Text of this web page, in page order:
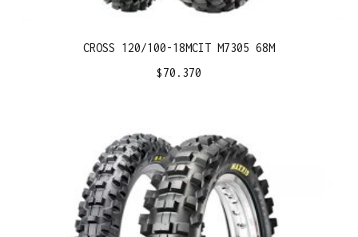
CROSS 120/100-18MCIT M7305 68M
$70.370